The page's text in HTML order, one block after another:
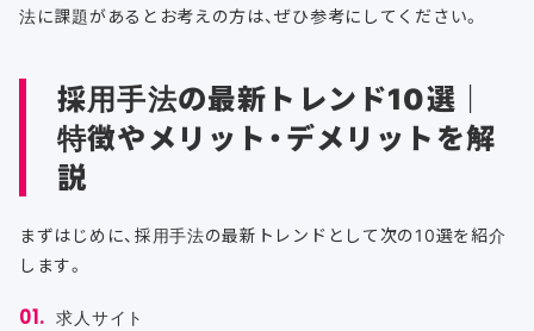
法に課題があるとお考えの方は、ぜひ参考にしてください。
採用手法の最新トレンド10選｜
特徴やメリット・デメリットを解
説
まずはじめに、採用手法の最新トレンドとして次の10選を紹介
します。
求人サイト